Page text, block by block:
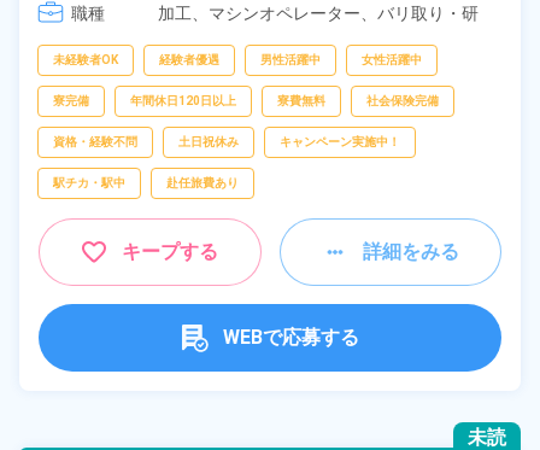
[4] 20:00～04:30
職種
加工、 マシンオペレーター、 バリ取り・研
未経験者OK 経験者優遇 男性活躍中 女性活躍中
寮完備 年間休日120日以上 寮費無料 社会保険完備
資格・経験不問 土日祝休み キャンペーン実施中！
駅チカ・駅中 赴任旅費あり
キープする 詳細をみる
WEBで応募する
未読